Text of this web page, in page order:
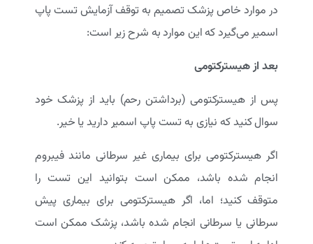
در موارد خاص پزشک تصمیم به توقف آزمایش تست پاپ
اسمیر می‌گیرد که این موارد به شرح زیر است:
بعد از هیسترکتومی
پس از هیسترکتومی (برداشتن رحم) باید از پزشک خود
سوال کنید که نیازی به تست پاپ اسمیر دارید یا خیر.
اگر هیسترکتومی برای بیماری غیر سرطانی مانند فیبروم
انجام شده باشد، ممکن است بتوانید این تست را
متوقف کنید؛ اما، اگر هیسترکتومی برای بیماری پیش
سرطانی یا سرطانی انجام شده باشد، پزشک ممکن است